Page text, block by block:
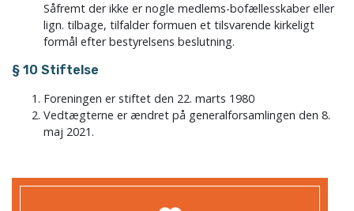
Såfremt der ikke er nogle medlems-bofællesskaber eller
lign. tilbage, tilfalder formuen et tilsvarende kirkeligt
formål efter bestyrelsens beslutning.
§ 10 Stiftelse
Foreningen er stiftet den 22. marts 1980
Vedtægterne er ændret på generalforsamlingen den 8.
maj 2021.